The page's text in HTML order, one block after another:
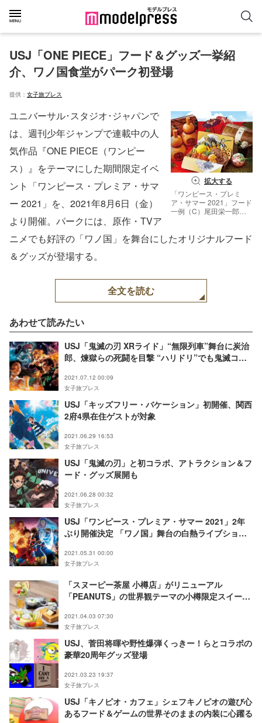
USJ「ONE PIECE」フード＆グッズ一挙紹
介、ワノ国食堂がパーク初登場
提供： 女子旅プレス
拡大する
「ワンピース・プレミ
ア・サマー 2021」フード
一例（C）尾田栄一郎／
ユニバーサル･スタジオ･ジャパンで
は、週刊少年ジャンプで連載中の人
気作品『ONE PIECE（ワンピー
ス）』をテーマにした期間限定イベ
ント「ワンピース・プレミア・サマ
ー 2021」を、2021年8月6日（金）
より開催。パークには、原作・TVア
ニメでも好評の「ワノ国」を舞台にしたオリジナルフード
＆グッズが登場する。
全文を読む
あわせて読みたい
USJ「鬼滅の刃 XRライド」“無限列車”舞台に炭治
郎、煉獄らの死闘を目撃 “ハリドリ”でも鬼滅コラ
2021.07.12 00:09
女子旅プレス
USJ「キッズフリー・バケーション」初開催、関西
2府4県在住ゲストが対象
2021.06.29 16:53
女子旅プレス
USJ「鬼滅の刃」と初コラボ、アトラクション＆フ
ード・グッズ展開も
2021.06.28 00:32
女子旅プレス
USJ「ワンピース・プレミア・サマー 2021」2年
ぶり開催決定 「ワノ国」舞台の白熱ライブショー
2021.05.31 00:00
女子旅プレス
「スヌーピー茶屋 小樽店」がリニューアル
「PEANUTS」の世界観テーマの小樽限定スイーツ
2021.04.03 07:30
女子旅プレス
USJ、菅田将暉や野性爆弾くっきー！らとコラボの
豪華20周年グッズ登場
2021.03.23 19:37
女子旅プレス
USJ「キノピオ・カフェ」シェフキノピオの遊び心
あるフード＆ゲームの世界そのままの内装に心躍る